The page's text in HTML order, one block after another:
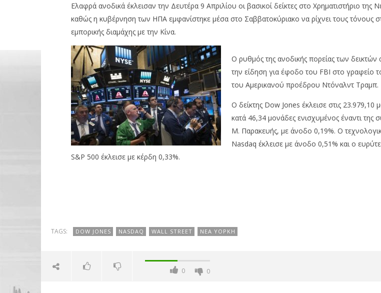
NOW VIEWING
Με συγκρατημένη άνοδο
έκλεισαν οι βασικοί δείκτες στη
Wall Street
10/04/2018
Metoxes
Online
Όμιλος Qualco: Απέκτησε το
50,1% της Multiverse A.E, μια από
τις κορυφαίες
10/04/2018
Metoxes
Online
Με άνοδο 0,25%,
εβδομαδιαία
10/04/2018
Metoxes
Online
Ελαφρά ανοδικά έκλεισαν την Δευτέρα 9 Απριλίου οι βασικοί δείκτες στο Χρηματιστήριο της
καθώς η κυβέρνηση των ΗΠΑ εμφανίστηκε μέσα στο Σαββατοκύριακο να ρίχνει τους τόνους
εμπορικής διαμάχης με την Κίνα.
O ρυθμός της ανοδικής πορείας των
την είδηση για έφοδο του FBI στο γραφείο
του Αμερικανού προέδρου Ντόναλντ Τραμπ.
Ο δείκτης Dow Jones έκλεισε στις 23.979,10
κατά 46,34 μονάδες ενισχυμένος έναντι της
Μ. Παρακευής, με άνοδο 0,19%. Ο
Nasdaq έκλεισε με άνοδο 0,51% και ο
S&P 500 έκλεισε με κέρδη 0,33%.
TAGS: DOW JONES NASDAQ WALL STREET ΝΈΑ ΥΌΡΚΗ
0 0